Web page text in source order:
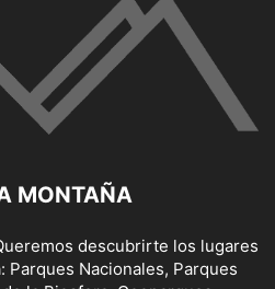
MONTAÑA
descubrirte los lugares
Parques Nacionales, Parques